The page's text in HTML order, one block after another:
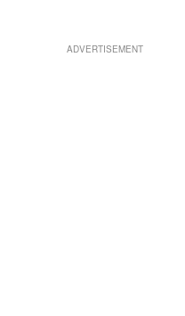
ADVERTISEMENT